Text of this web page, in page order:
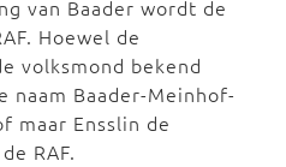
van Baader wordt de
Hoewel de
volksmond bekend
naam Baader-Meinhof-
maar Ensslin de
RAF.